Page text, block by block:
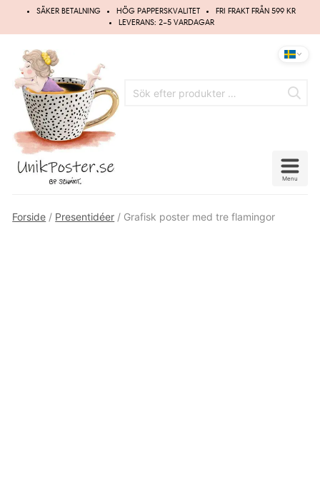
Hoppa
SÄKER BETALNING HÖG PAPPERSKVALITET
FRI FRAKT FRÅN 599 KR
LEVERANS: 2–5 VARDAGAR
Menu
Forside / Presentidéer / Grafisk poster med tre flamingor